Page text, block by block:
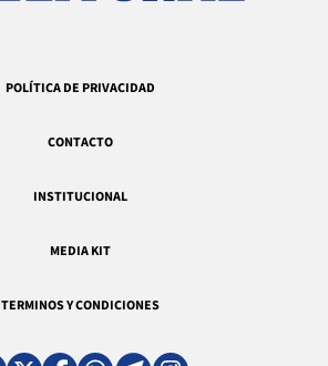
POLÍTICA DE PRIVACIDAD
CONTACTO
INSTITUCIONAL
MEDIA KIT
TERMINOS Y CONDICIONES